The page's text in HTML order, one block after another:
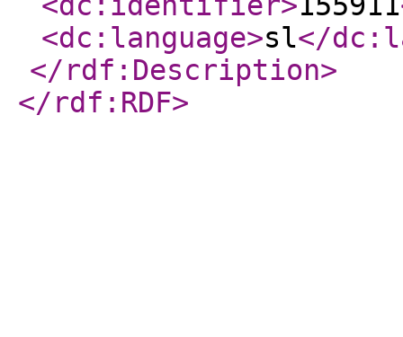
<dc:language>sl</
</rdf:Description>
</rdf:RDF>